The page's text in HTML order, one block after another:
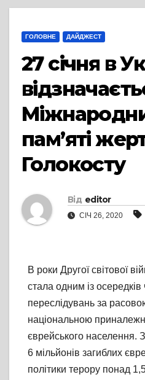
ГОЛОВНЕ ДАЙДЖЕСТ
27 січня в
пам’яті
Голокосту
Від editor
СІЧ 26, 2020
В роки Другої світової
стала одним із
переслідувань за
національною
єврейського населення.
6 мільйонів загиблих
політики терору понад